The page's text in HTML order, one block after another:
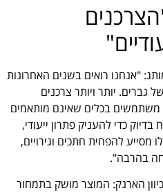
"אנחנו רואים בשנים האחרונות
גברים. יותר ויותר צרכנים
משתמשים בכלים שאינם מותאמים
כדי להעניק פתרון ייעודי,
מסייע להפחית חתכים וגירויים,
בהרבה".
הארנק: המוצר מושק בתמחור